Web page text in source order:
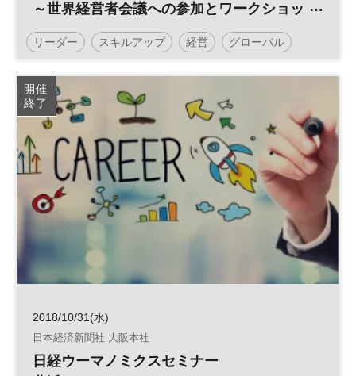
～世界経営者会議への参加とワークショッ
プで学ぶ４日間～
リーダー スキルアップ 経営 グローバル
世界経営者会議
開催
終了
2018/10/31(水)
日本経済新聞社 大阪本社
日経ウーマノミクスセミナー